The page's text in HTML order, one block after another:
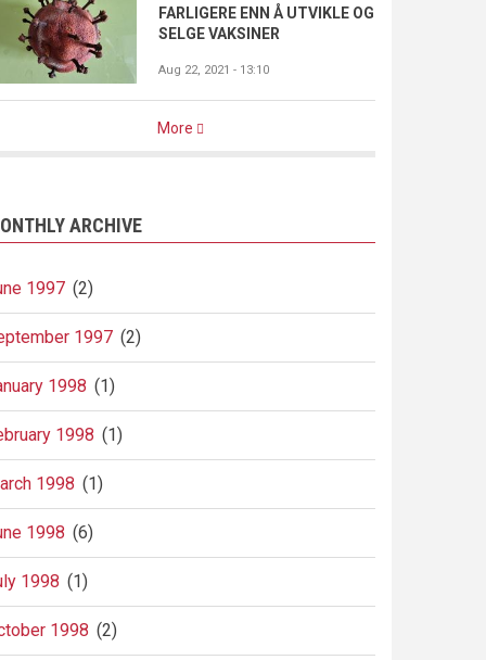
FARLIGERE ENN Å UTVIKLE OG
SELGE VAKSINER
Aug 22, 2021 - 13:10
More
ARCHIVE
1997 (2)
1997 (2)
1998 (1)
1998 (1)
1998 (1)
1998 (6)
1998 (1)
1998 (2)